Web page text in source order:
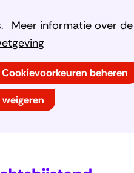
Meer informatie over de
Cookievoorkeuren beheren
naar
de
inhoud